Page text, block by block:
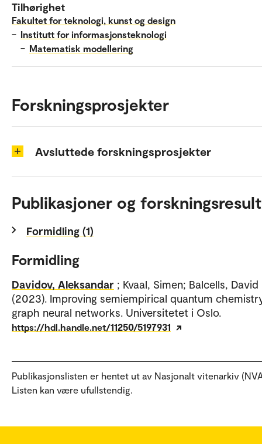
Tilhørighet
Fakultet for teknologi, kunst og design
– Institutt for informasjonsteknologi
– Matematisk modellering
Forskningsprosjekter
Avsluttede forskningsprosjekter
Publikasjoner og
Formidling (1)
Formidling
Davidov, Aleksandar ; Kvaal, Simen; Balcells, David
(2023). Improving semiempirical quantum
graph neural networks. Universitetet i Oslo.
https://hdl.handle.net/11250/5197931
Publikasjonslisten er hentet ut av Nasjonalt vitenarkiv
Listen kan være ufullstendig.